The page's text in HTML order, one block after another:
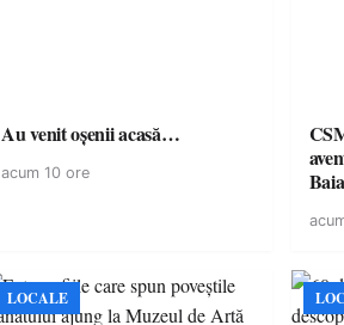
Au venit oșenii acasă…
acum 10 ore
aventura în
LOCALE